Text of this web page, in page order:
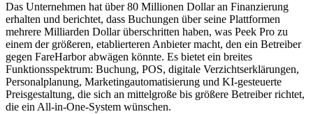
Das Unternehmen hat über 80 Millionen Dollar an Finanzierung
erhalten und berichtet, dass Buchungen über seine Plattformen
mehrere Milliarden Dollar überschritten haben, was Peek Pro zu
einem der größeren, etablierteren Anbieter macht, den ein Betreiber
gegen FareHarbor abwägen könnte. Es bietet ein breites
Funktionsspektrum: Buchung, POS, digitale Verzichtserklärungen,
Personalplanung, Marketingautomatisierung und KI-gesteuerte
Preisgestaltung, die sich an mittelgroße bis größere Betreiber richtet,
die ein All-in-One-System wünschen.